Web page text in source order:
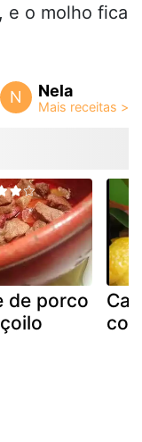
e o molho fica
N Nela
de porco